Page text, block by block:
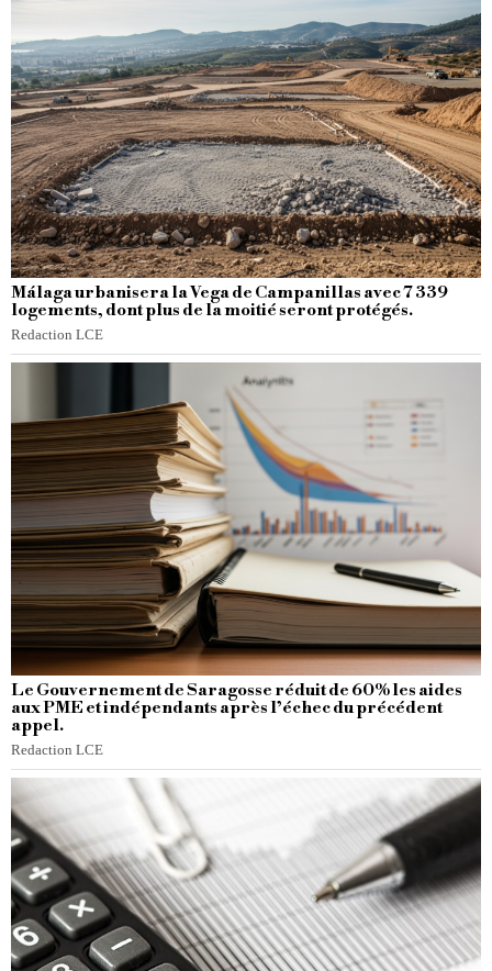
Málaga urbanisera la Vega de Campanillas avec 7 339
logements, dont plus de la moitié seront protégés.
Redaction LCE
Le Gouvernement de Saragosse réduit de 60% les aides
aux PME et indépendants après l’échec du précédent
appel.
Redaction LCE